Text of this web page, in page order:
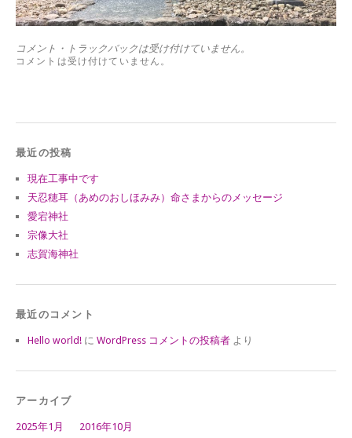
コメント・トラックバックは受け付けていません。
コメントは受け付けていません。
最近の投稿
現在工事中です
天忍穂耳（あめのおしほみみ）命さまからのメッセージ
愛宕神社
宗像大社
志賀海神社
最近のコメント
Hello world! に WordPress コメントの投稿者 より
アーカイブ
2025年1月 2016年10月